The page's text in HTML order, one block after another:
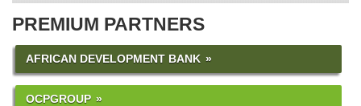
PREMIUM PARTNERS
AFRICAN DEVELOPMENT BANK
OCPGROUP